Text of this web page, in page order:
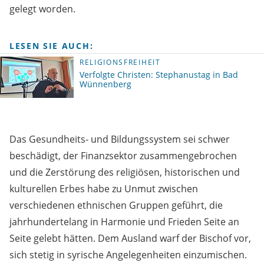
gelegt worden.
LESEN SIE AUCH:
RELIGIONSFREIHEIT
Verfolgte Christen: Stephanustag in Bad
Wünnenberg
Das Gesundheits- und Bildungssystem sei schwer
beschädigt, der Finanzsektor zusammengebrochen
und die Zerstörung des religiösen, historischen und
kulturellen Erbes habe zu Unmut zwischen
verschiedenen ethnischen Gruppen geführt, die
jahrhundertelang in Harmonie und Frieden Seite an
Seite gelebt hätten. Dem Ausland warf der Bischof vor,
sich stetig in syrische Angelegenheiten einzumischen.